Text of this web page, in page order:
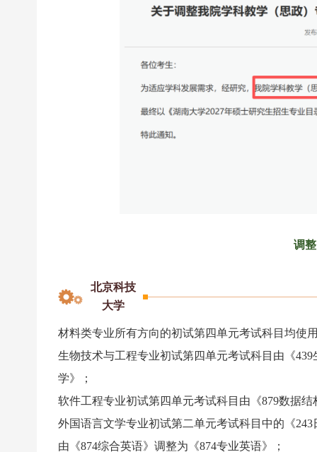
调
北京科技
大学
材料类专业所有方向的初试第四单元考试科目均使
生物技术与工程专业初试第四单元考试科目由《
学》；
软件工程专业初试第四单元考试科目由《879数据
外国语言文学专业初试第二单元考试科目中的《
由《874综合英语》调整为《874专业英语》；